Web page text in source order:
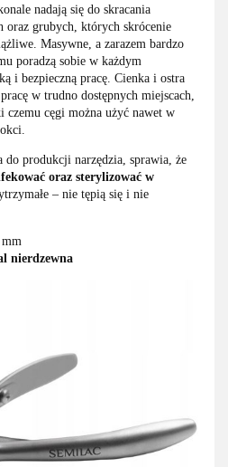
nadają się do skracania
oraz grubych, których skrócenie
Masywne, a zarazem bardzo
poradzą sobie w każdym
i bezpieczną pracę. Cienka i ostra
w trudno dostępnych miejscach,
czemu cęgi można użyć nawet w
do produkcji narzędzia, sprawia, że
oraz sterylizować w
– nie tępią się i nie
nierdzewna